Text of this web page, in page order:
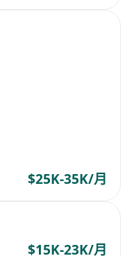
$25K-35K/月
$15K-23K/月